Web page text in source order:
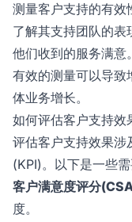
测量客户支持的有效
了解其支持团队的
他们收到的服务满意。
有效的测量可以导致
体业务增长。
如何评估客户支持效
评估客户支持效果涉
(KPI)。以下是一些
客户满意度评分
度。